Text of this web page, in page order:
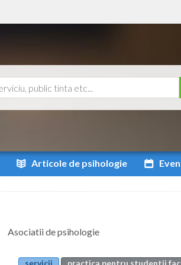
Articole de psihologie
Asociatii de psihologie
servicii
practica pentru studentii